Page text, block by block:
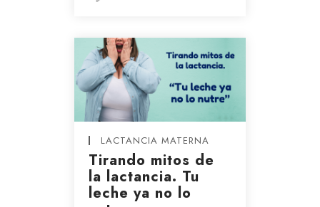
LACTANCIA MATERNA
Tirando mitos de
la lactancia. Tu
leche ya no lo